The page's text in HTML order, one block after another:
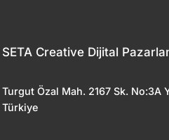
SETA Creative Dijital
Turgut Özal Mah. 2167 Sk. No:3A
Türkiye